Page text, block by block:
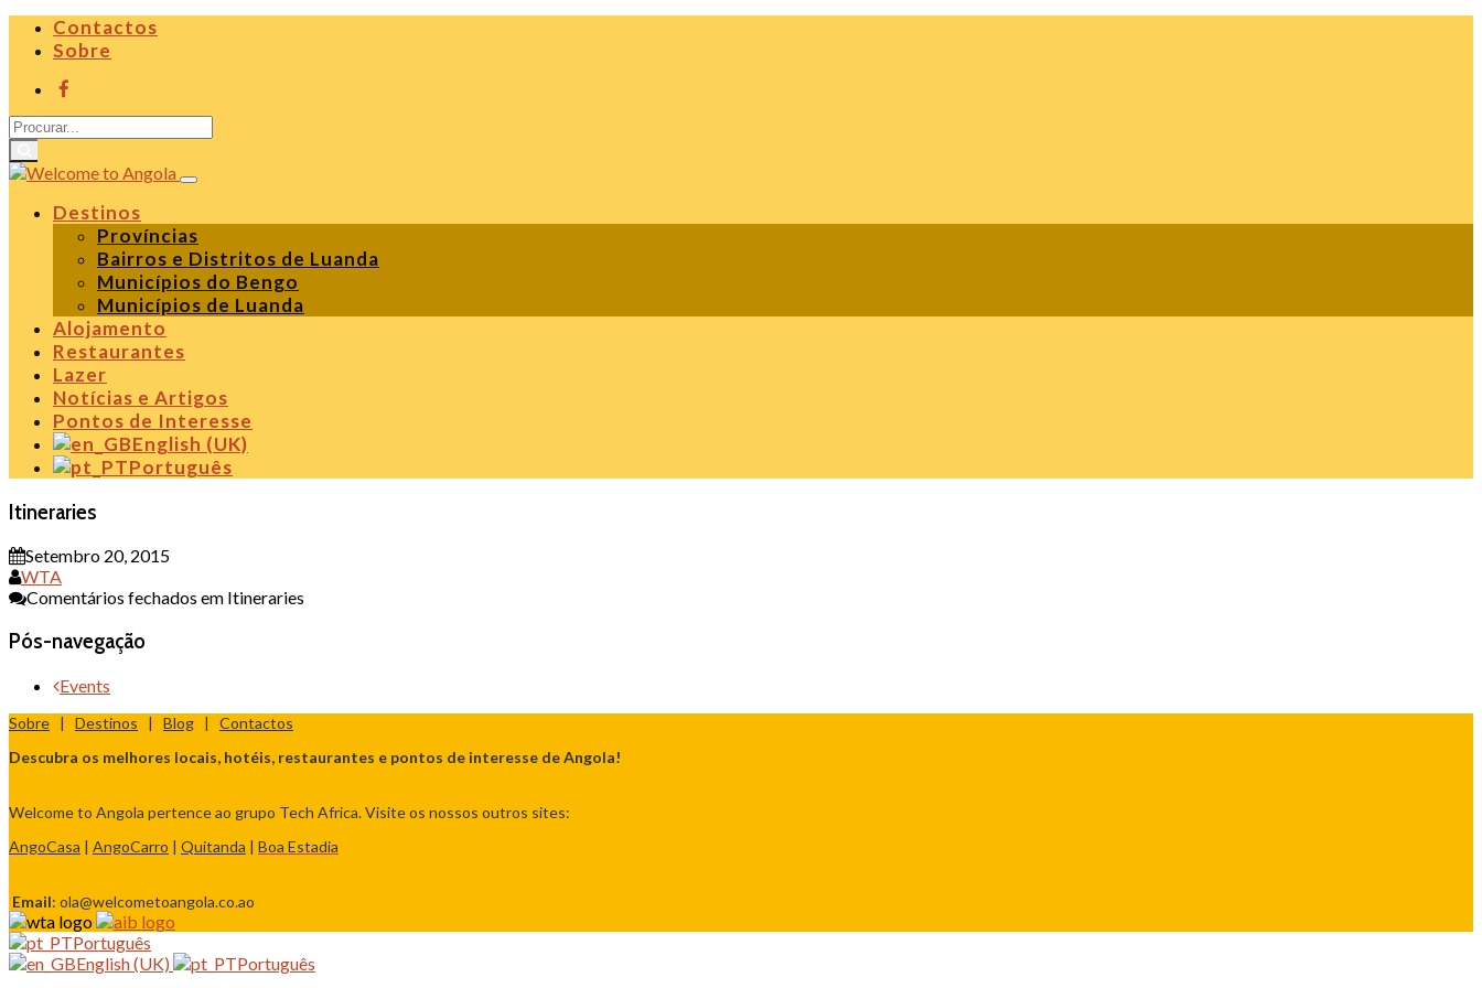
Contactos
Sobre
Destinos
Províncias
Bairros e Distritos de Luanda
Municípios do Bengo
Municípios de Luanda
Alojamento
Restaurantes
Lazer
Notícias e Artigos
Pontos de Interesse
English (UK)
Português
Itineraries
Setembro 20, 2015
WTA
Comentários fechados em Itineraries
Pós-navegação
Events
Sobre | Destinos | Blog | Contactos
Descubra os melhores locais, hotéis, restaurantes e pontos de interesse de Angola!
Welcome to Angola pertence ao grupo Tech Africa. Visite os nossos outros sites:
AngoCasa | AngoCarro | Quitanda | Boa Estadia
Email: ola@welcometoangola.co.ao
Português
English (UK)
Português